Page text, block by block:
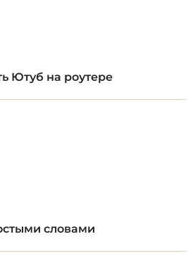
Ютуб на роутере
словами